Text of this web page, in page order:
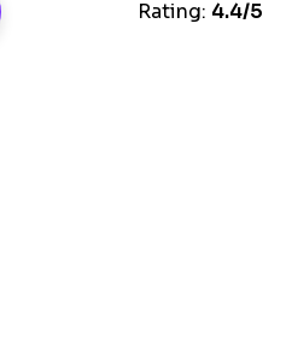
Rating: 4.4/5